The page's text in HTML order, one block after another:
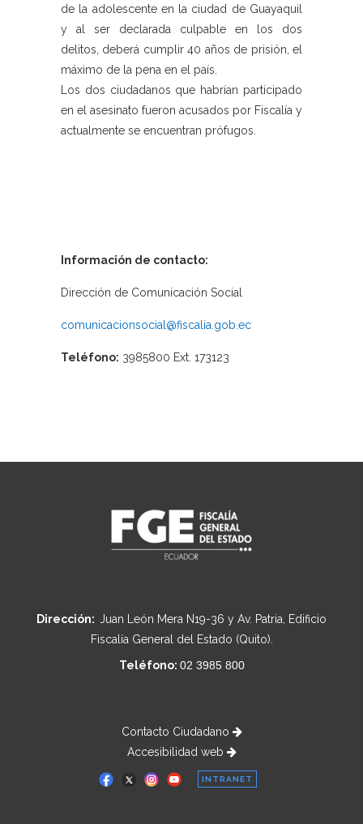
de la adolescente en la ciudad de Guayaquil
y al ser declarada culpable en los dos
delitos, deberá cumplir 40 años de prisión, el
máximo de la pena en el país.
Los dos ciudadanos que habrían participado
en el asesinato fueron acusados por Fiscalía y
actualmente se encuentran prófugos.
Información de contacto:
Dirección de Comunicación Social
comunicacionsocial@fiscalia.gob.ec
Teléfono: 3985800 Ext. 173123
Dirección: Juan León Mera N19-36 y Av. Patria, Edificio
Fiscalía General del Estado (Quito).
Teléfono: 02 3985 800
Contacto Ciudadano
Accesibilidad web
INTRANET